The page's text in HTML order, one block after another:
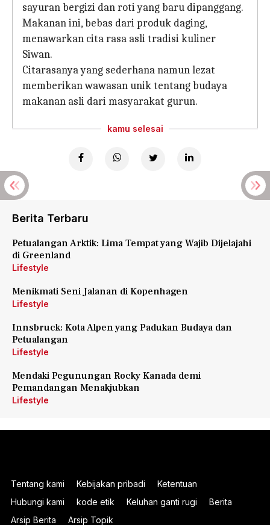
sayuran bergizi dan roti yang baru dipanggang.
Makanan ini, bebas dari produk daging,
menawarkan cita rasa asli tradisi kuliner
Siwan.
Citarasanya yang sederhana namun lezat
memberikan wawasan unik tentang budaya
makanan asli dari masyarakat gurun.
kamu selesai
Berita Terbaru
Petualangan Arktik: Lima Tempat yang Wajib Dijelajahi
di Greenland
Lifestyle
Menikmati Seni Jalanan di Kopenhagen
Lifestyle
Innsbruck: Kota Alpen yang Padukan Budaya dan
Petualangan
Lifestyle
Mendaki Pegunungan Rocky Kanada demi
Pemandangan Menakjubkan
Lifestyle
Tentang kami Kebijakan pribadi
Ketentuan
Hubungi kami
kode etik Keluhan ganti rugi
Berita
Arsip Berita
Arsip Topik